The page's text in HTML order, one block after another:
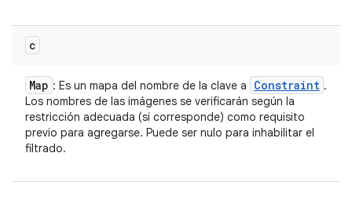
c
Map : Es un mapa del nombre de la clave a Constraint .
Los nombres de las imágenes se verificarán según la
restricción adecuada (si corresponde) como requisito
previo para agregarse. Puede ser nulo para inhabilitar el
filtrado.